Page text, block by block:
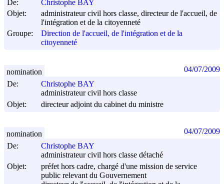
De:
Christophe BAY
Objet:
administrateur civil hors classe, directeur de l'accueil, de
l'intégration et de la citoyenneté
Groupe:
Direction de l'accueil, de l'intégration et de la
citoyenneté
De:
Christophe BAY
administrateur civil hors classe
Objet:
directeur adjoint du cabinet du ministre
nomination 04/07/2009
De:
Christophe BAY
administrateur civil hors classe détaché
Objet:
préfet hors cadre, chargé d'une mission de service
public relevant du Gouvernement
nomination 04/07/2009